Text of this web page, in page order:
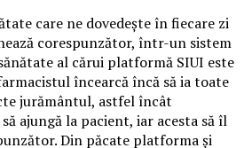
care ne dovedește în fiecare zi
corespunzător, într-un sistem
al cărui platformă SIUI este
încearcă încă să ia toate
jurământul, astfel încât
ajungă la pacient, iar acesta să îl
Din păcate platforma şi